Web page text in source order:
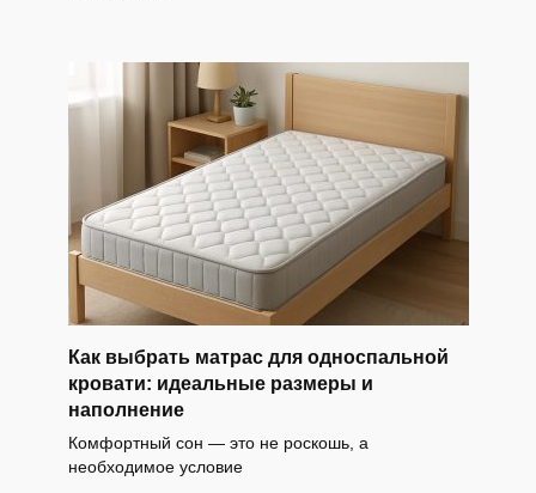
Как выбрать матрас для односпальной
кровати: идеальные размеры и
наполнение
Комфортный сон — это не роскошь, а
необходимое условие